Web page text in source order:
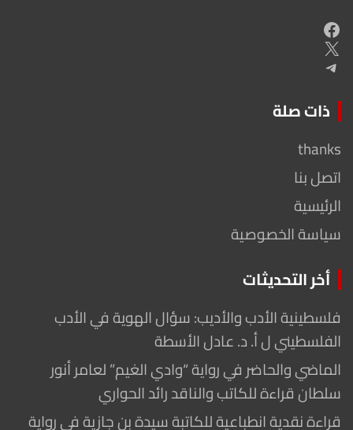
Facebook
X
Telegram
ذات صلة
thanks
اتصل بنا
الرئيسية
سياسة الخصوصية
أخر التحديثات
فلسطينية الأدب والأديب: سؤال الهوية في الأدب
الفلسطيني ل أ. د. عادل الأسطة
الماضي والحاضر في رواية “وادي الغيم” لعامر أنور
سلطان قراءة للكاتب والناقد رائد الحواري
قراءة نقدية انطباعية للكاتبة سيدة بن جازية في رواية